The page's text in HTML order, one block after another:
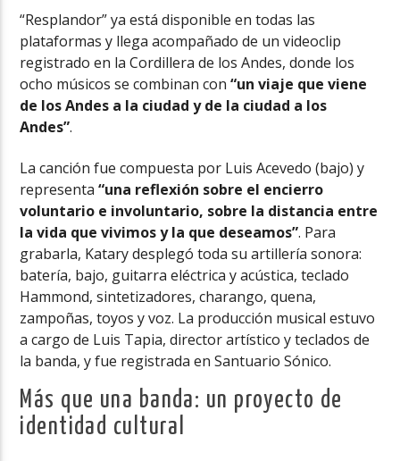
“Resplandor” ya está disponible en todas las
plataformas y llega acompañado de un videoclip
registrado en la Cordillera de los Andes, donde los
ocho músicos se combinan con“un viaje que viene
de los Andes a la ciudad y de la ciudad a los
Andes”.
La canción fue compuesta por Luis Acevedo (bajo) y
representa“una reflexión sobre el encierro
voluntario e involuntario, sobre la distancia entre
la vida que vivimos y la que deseamos”. Para
grabarla, Katary desplegó toda su artillería sonora:
batería, bajo, guitarra eléctrica y acústica, teclado
Hammond, sintetizadores, charango, quena,
zampoñas, toyos y voz. La producción musical estuvo
a cargo de Luis Tapia, director artístico y teclados de
la banda, y fue registrada en Santuario Sónico.
Más que una banda: un proyecto de
identidad cultural